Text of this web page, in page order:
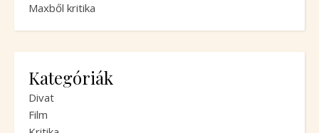
Maxből kritika
Kategóriák
Divat
Film